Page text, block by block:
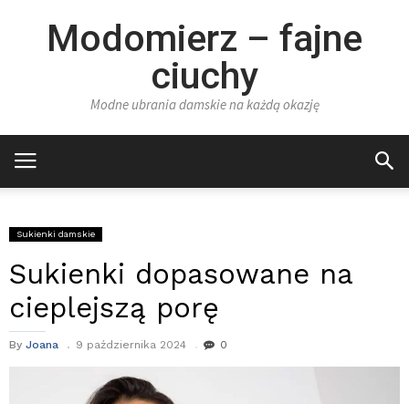
Modomierz – fajne
ciuchy
Modne ubrania damskie na każdą okazję
Sukienki damskie
Sukienki dopasowane na
cieplejszą porę
By Joana 9 października 2024 0